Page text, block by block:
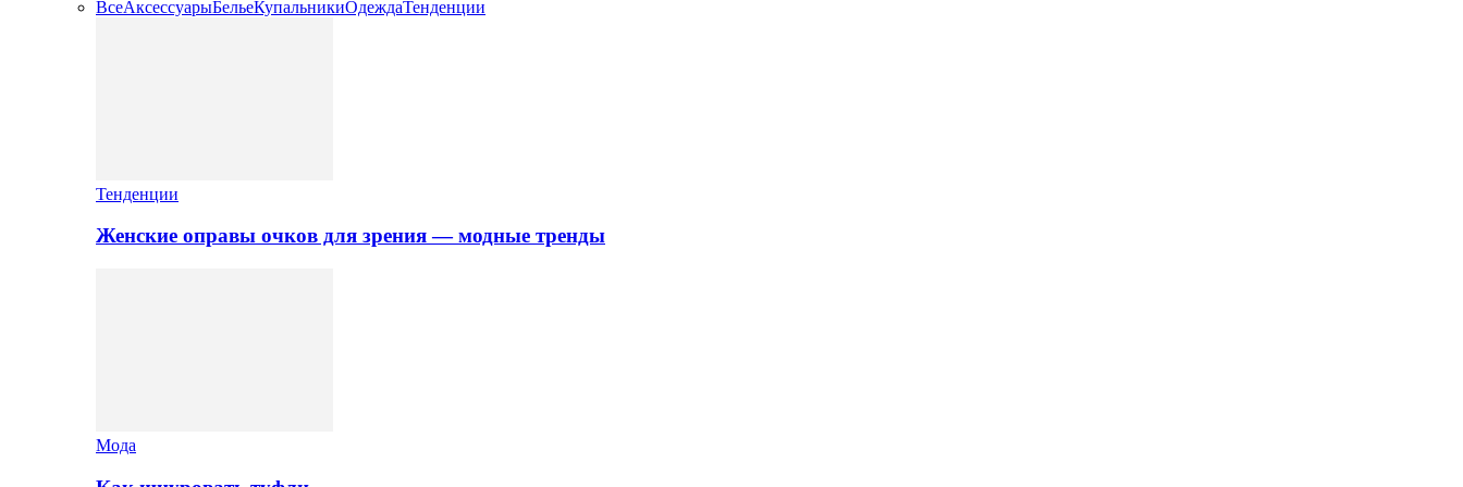
ВсеАксессуарыБельеКупальникиОдеждаТенденции
Тенденции
Женские оправы очков для зрения — модные тренды
Мода